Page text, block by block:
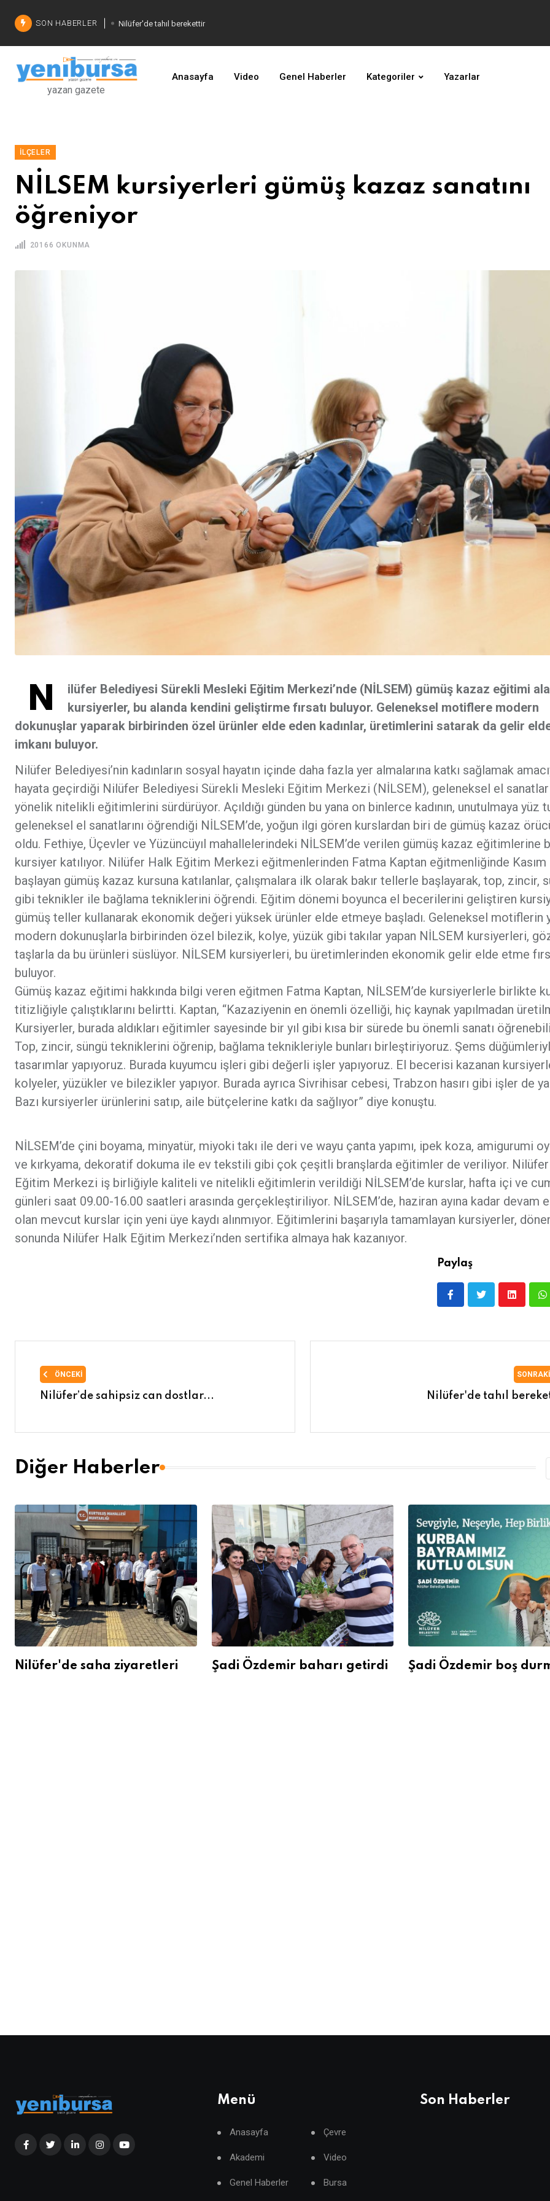
SON HABERLER Nilüfer'de tahıl berekettir
Şadi Özdemir'den çözüm
İşinizi geliştirin
yazan gazete
Anasayfa Video Genel Haberler Kategoriler Yazarlar
İLÇELER
NİLSEM kursiyerleri gümüş kazaz sanatını
öğreniyor
20166 OKUNMA
N
ilüfer Belediyesi Sürekli Mesleki Eğitim Merkezi’nde (NİLSEM) gümüş kazaz eğitimi
kursiyerler, bu alanda kendini geliştirme fırsatı buluyor. Geleneksel motiflere modern
dokunuşlar yaparak birbirinden özel ürünler elde eden kadınlar, üretimlerini satarak da gelir
imkanı buluyor.
Nilüfer Belediyesi’nin kadınların sosyal hayatın içinde daha fazla yer almalarına katkı sağlamak
hayata geçirdiği Nilüfer Belediyesi Sürekli Mesleki Eğitim Merkezi (NİLSEM), geleneksel el
yönelik nitelikli eğitimlerini sürdürüyor. Açıldığı günden bu yana on binlerce kadının, unutulmaya yüz
geleneksel el sanatlarını öğrendiği NİLSEM’de, yoğun ilgi gören kurslardan biri de gümüş kazaz
oldu. Fethiye, Üçevler ve Yüzüncüyıl mahallelerindeki NİLSEM’de verilen gümüş kazaz eğitimlerine
kursiyer katılıyor. Nilüfer Halk Eğitim Merkezi eğitmenlerinden Fatma Kaptan eğitmenliğinde Kasım
başlayan gümüş kazaz kursuna katılanlar, çalışmalara ilk olarak bakır tellerle başlayarak, top, zincir,
gibi teknikler ile bağlama tekniklerini öğrendi. Eğitim dönemi boyunca el becerilerini geliştiren
gümüş teller kullanarak ekonomik değeri yüksek ürünler elde etmeye başladı. Geleneksel motiflerin
modern dokunuşlarla birbirinden özel bilezik, kolye, yüzük gibi takılar yapan NİLSEM kursiyerleri, göz
taşlarla da bu ürünleri süslüyor. NİLSEM kursiyerleri, bu üretimlerinden ekonomik gelir elde etme
buluyor.
Gümüş kazaz eğitimi hakkında bilgi veren eğitmen Fatma Kaptan, NİLSEM’de kursiyerlerle birlikte
titizliğiyle çalıştıklarını belirtti. Kaptan, “Kazaziyenin en önemli özelliği, hiç kaynak yapılmadan
Kursiyerler, burada aldıkları eğitimler sayesinde bir yıl gibi kısa bir sürede bu önemli sanatı
Top, zincir, süngü tekniklerini öğrenip, bağlama teknikleriyle bunları birleştiriyoruz. Şems
tasarımlar yapıyoruz. Burada kuyumcu işleri gibi değerli işler yapıyoruz. El becerisi kazanan
kolyeler, yüzükler ve bilezikler yapıyor. Burada ayrıca Sivrihisar cebesi, Trabzon hasırı gibi işler de
Bazı kursiyerler ürünlerini satıp, aile bütçelerine katkı da sağlıyor” diye konuştu.
NİLSEM’de çini boyama, minyatür, miyoki takı ile deri ve wayu çanta yapımı, ipek koza, amigurumi
ve kırkyama, dekoratif dokuma ile ev tekstili gibi çok çeşitli branşlarda eğitimler de veriliyor.
Eğitim Merkezi iş birliğiyle kaliteli ve nitelikli eğitimlerin verildiği NİLSEM’de kurslar, hafta içi ve
günleri saat 09.00-16.00 saatleri arasında gerçekleştiriliyor. NİLSEM’de, haziran ayına kadar devam
olan mevcut kurslar için yeni üye kaydı alınmıyor. Eğitimlerini başarıyla tamamlayan kursiyerler,
sonunda Nilüfer Halk Eğitim Merkezi’nden sertifika almaya hak kazanıyor.
Paylaş
ÖNCEKI
Nilüfer’de sahipsiz can dostlar... Nilüfer'de tahıl
Diğer Haberler
Nilüfer'de saha ziyaretleri Şadi Özdemir baharı getirdi Şadi Özdemir boş
Menü
Anasayfa Çevre
Akademi Video
Genel Haberler Bursa
Son Haberler